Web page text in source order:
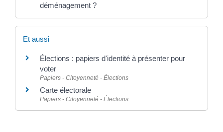
déménagement ?
Et aussi
Élections : papiers d'identité à présenter pour
voter
Papiers - Citoyenneté - Élections
Carte électorale
Papiers - Citoyenneté - Élections